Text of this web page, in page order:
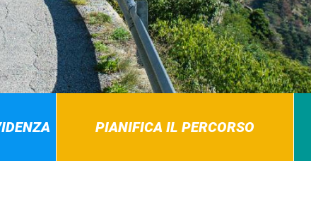
PIANIFICA IL PERCORSO